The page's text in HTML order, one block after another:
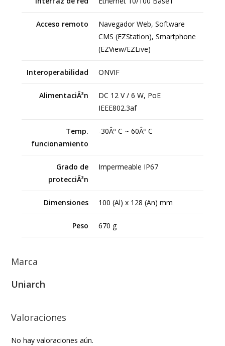
Acceso remoto
Navegador Web, Software
CMS (EZStation), Smartphone
(EZView/EZLive)
Interoperabilidad ONVIF
AlimentaciÃ³n
DC 12 V / 6 W, PoE
IEEE802.3af
Temp.
funcionamiento
-30Âº C ~ 60Âº C
Grado de
protecciÃ³n
Impermeable IP67
Dimensiones 100 (Al) x 128 (An) mm
Peso 670 g
Marca
Uniarch
Valoraciones
No hay valoraciones aún.